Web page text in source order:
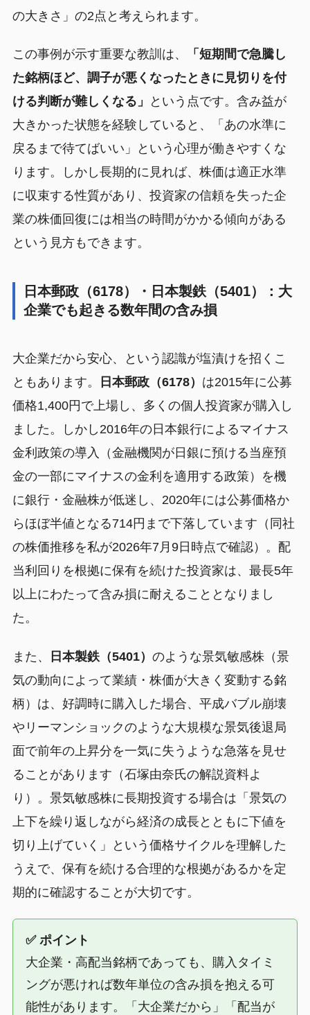
の大きさ」の2点と考えられます。
この事例が示す重要な教訓は、
「短期間で急騰し
た銘柄ほど、調子が悪くなったときに見切りを付
ける判断が難しくなる」
という点です。含み益が
大きかった状態を経験していると、「あの水準に
戻るまで待てばいい」という心理が働きやすくな
ります。しかし長期的に見れば、株価は適正水準
に収束する性質があり、投資家の信頼を失った企
業の株価回復には相当の時間がかかる傾向がある
という見方もできます。
日本郵政（6178）・日本製鉄（5401）：大
企業でも起きる数年間の含み損
大企業だから安心、という認識が塩漬けを招くこ
ともあります。
日本郵政（6178） は2015年に公募
価格1,400円で上場し、多くの個人投資家が購入し
ました。しかし2016年の日本銀行によるマイナス
金利政策の導入（金融機関が日銀に預ける当座預
金の一部にマイナスの金利を適用する政策）を機
に銀行・金融株が低迷し、2020年には公募価格か
らほぼ半値となる714円まで下落しています（同社
の株価推移を私が2026年7月9日時点で確認）。配
当利回りを根拠に保有を続けた投資家は、最長5年
以上にわたって含み損に耐えることとなりまし
た。
また、 日本製鉄（5401） のような景気敏感株（景
気の動向によって業績・株価が大きく変動する銘
柄）は、好調時に購入した場合、平成バブル崩壊
やリーマンショックのような大規模な景気後退局
面で前年の上昇分を一気に失うような急落を見せ
ることがあります（石塚由奈氏の解説資料よ
り）。景気敏感株に長期投資する場合は「景気の
上下を繰り返しながら経済の成長とともに下値を
切り上げていく」という価格サイクルを理解した
うえで、保有を続ける合理的な根拠があるかを定
期的に確認することが大切です。
✅ ポイント
大企業・高配当銘柄であっても、購入タイミ
ングが悪ければ数年単位の含み損を抱える可
能性があります。「大企業だから」「配当が